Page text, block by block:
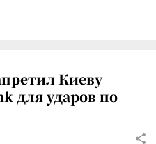
Киеву
для ударов по